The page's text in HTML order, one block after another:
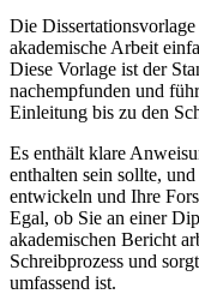
Die
akademische Arbeit
Diese Vorlage ist der
nachempfunden und
Einleitung bis zu den
Es enthält klare
enthalten sein sollte,
entwickeln und Ihre
Egal, ob Sie an einer
akademischen Bericht
Schreibprozess und
umfassend ist.